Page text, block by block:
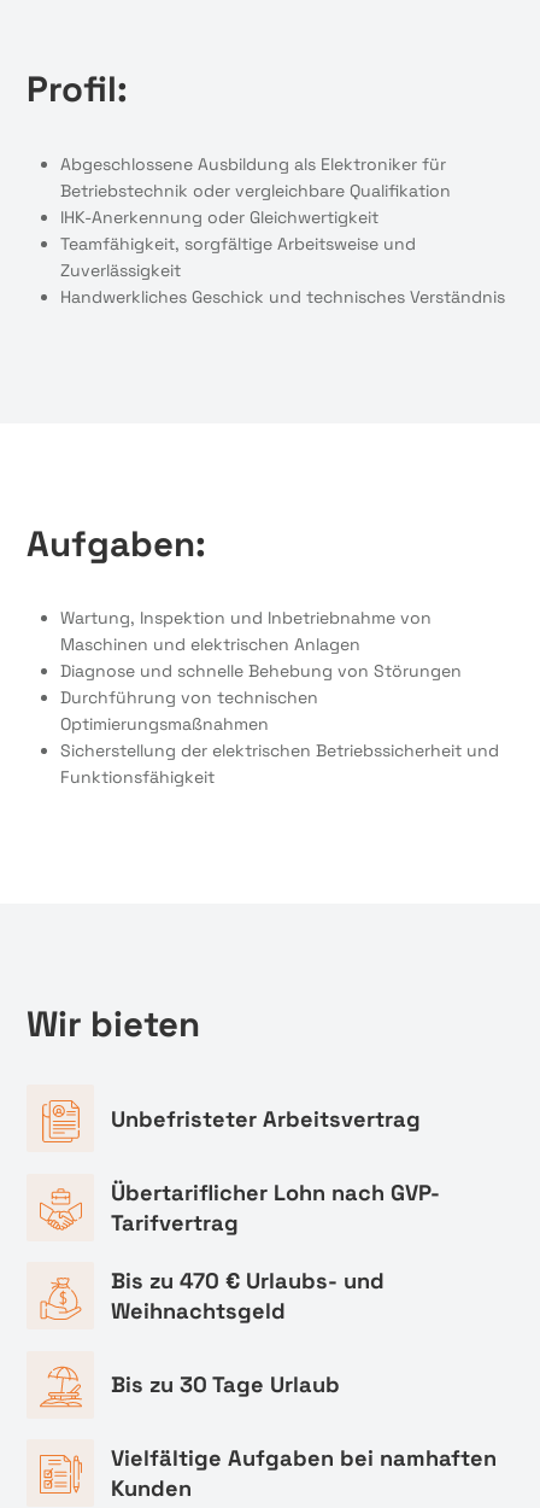
Profil:
Abgeschlossene Ausbildung als Elektroniker für
Betriebstechnik oder vergleichbare Qualifikation
IHK-Anerkennung oder Gleichwertigkeit
Teamfähigkeit, sorgfältige Arbeitsweise und
Zuverlässigkeit
Handwerkliches Geschick und technisches Verständnis
Aufgaben:
Wartung, Inspektion und Inbetriebnahme von
Maschinen und elektrischen Anlagen
Diagnose und schnelle Behebung von Störungen
Durchführung von technischen
Optimierungsmaßnahmen
Sicherstellung der elektrischen Betriebssicherheit und
Funktionsfähigkeit
Wir bieten
Unbefristeter Arbeitsvertrag
Übertariflicher Lohn nach GVP-
Tarifvertrag
Bis zu 470 € Urlaubs- und
Weihnachtsgeld
Bis zu 30 Tage Urlaub
Vielfältige Aufgaben bei namhaften
Kunden